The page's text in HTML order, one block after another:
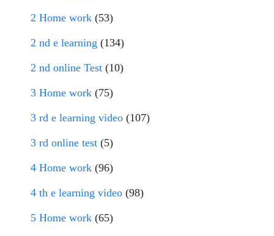
2 Home work (53)
2 nd e learning (134)
2 nd online Test (10)
3 Home work (75)
3 rd e learning video (107)
3 rd online test (5)
4 Home work (96)
4 th e learning video (98)
5 Home work (65)